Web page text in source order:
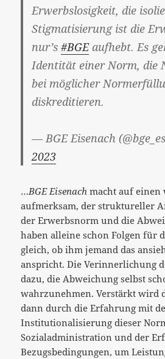
Erwerbslosigkeit, die
Stigmatisierung ist die
nur’s#BGEaufhebt. Es
Identität einer Norm, die
bei möglicher
diskreditieren.
— BGE Eisenach
2023
…BGE Eisenach macht auf
aufmerksam, der struktureller
der Erwerbsnorm und die
haben alleine schon Folgen für
gleich, ob ihm jemand das
anspricht. Die Verinnerlichung
dazu, die Abweichung selbst
wahrzunehmen. Verstärkt wird
dann durch die Erfahrung mit
Institutionalisierung dieser
Sozialadministration und der
Bezugsbedingungen, um